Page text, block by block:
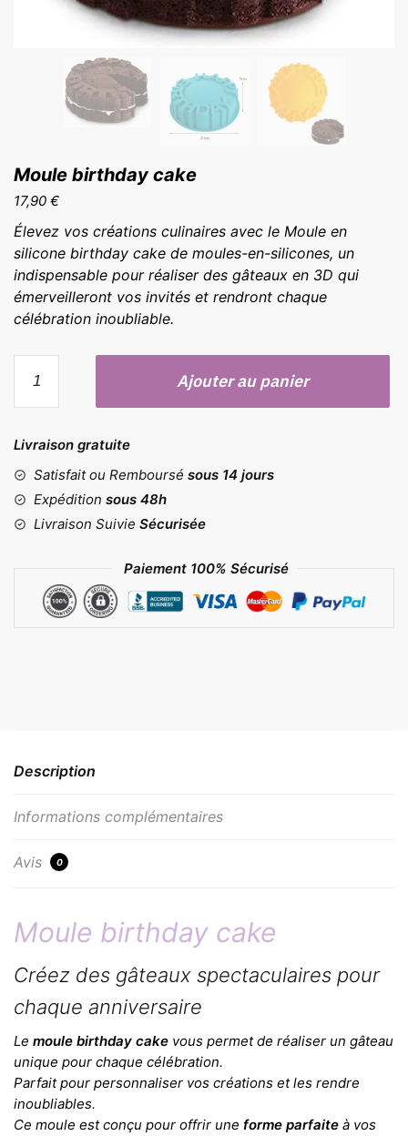
Moule birthday cake
17,90 €
Élevez vos créations culinaires avec le Moule en
silicone birthday cake de moules-en-silicones, un
indispensable pour réaliser des gâteaux en 3D qui
émerveilleront vos invités et rendront chaque
célébration inoubliable.
Moule
cake
Ajouter au panier
Livraison gratuite
Satisfait ou Remboursé sous 14 jours
Expédition sous 48h
Livraison Suivie Sécurisée
Paiement 100% Sécurisé
Description
Informations complémentaires
Avis 0
Moule birthday cake
Créez des gâteaux spectaculaires pour
chaque anniversaire
Le moule birthday cake vous permet de réaliser un gâteau
unique pour chaque célébration.
Parfait pour personnaliser vos créations et les rendre
inoubliables.
Ce moule est conçu pour offrir une forme parfaite à vos